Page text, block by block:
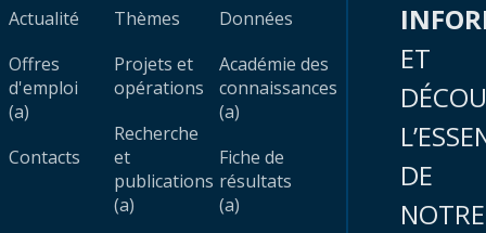
Actualité
Offres
d'emploi
(a)
Contacts
Thèmes
Projets et
opérations
Recherche
et
publications
(a)
Données
Académie des
connaissances
(a)
Fiche de
résultats
(a)
ET
DE
NOTRE